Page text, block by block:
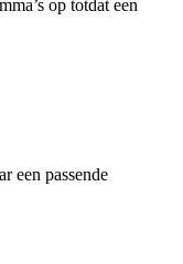
op totdat een
een passende